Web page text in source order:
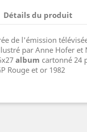
Détails du produit
de l'émission
par Anne Hofer et
album cartonné 24
Rouge et or 1982